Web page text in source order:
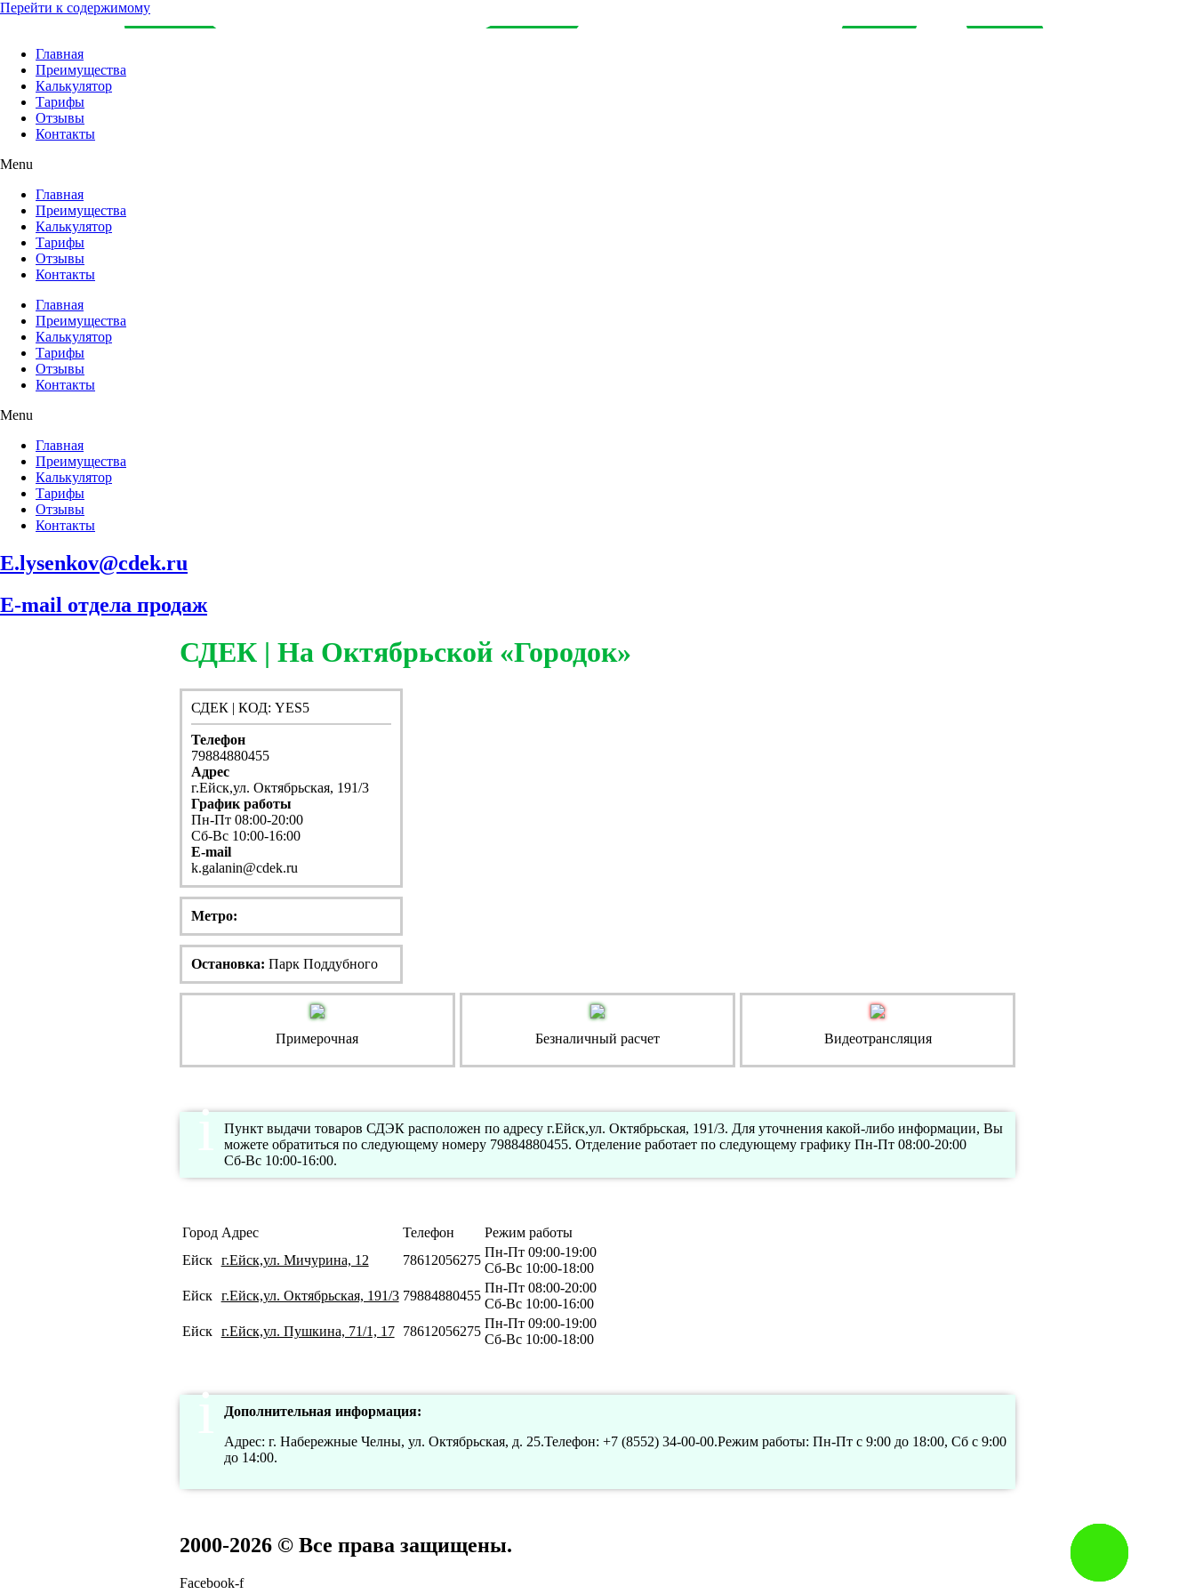
Перейти к содержимому
Главная
Преимущества
Калькулятор
Тарифы
Отзывы
Контакты
Menu
Главная
Преимущества
Калькулятор
Тарифы
Отзывы
Контакты
Главная
Преимущества
Калькулятор
Тарифы
Отзывы
Контакты
Menu
Главная
Преимущества
Калькулятор
Тарифы
Отзывы
Контакты
E.lysenkov@cdek.ru
E-mail отдела продаж
СДЕК | На Октябрьской «Городок»
СДЕК | КОД: YES5
Телефон
79884880455
Адрес
г.Ейск,ул. Октябрьская, 191/3
График работы
Пн-Пт 08:00-20:00
Сб-Вс 10:00-16:00
E-mail
k.galanin@cdek.ru
Метро:
Остановка: Парк Поддубного
Примерочная Безналичный расчет Видеотрансляция
Пункт выдачи товаров СДЭК расположен по адресу г.Ейск,ул. Октябрьская, 191/3. Для уточнения какой-либо информации, Вы
можете обратиться по следующему номеру 79884880455. Отделение работает по следующему графику Пн-Пт 08:00-20:00
Сб-Вс 10:00-16:00.
Город Адрес Телефон
Режим работы
Ейск
г.Ейск,ул. Мичурина, 12 78612056275
Пн-Пт 09:00-19:00
Сб-Вс 10:00-18:00
Ейск
г.Ейск,ул. Октябрьская, 191/3 79884880455
Пн-Пт 08:00-20:00
Сб-Вс 10:00-16:00
Ейск
г.Ейск,ул. Пушкина, 71/1, 17 78612056275
Пн-Пт 09:00-19:00
Сб-Вс 10:00-18:00
Дополнительная информация:
Адрес: г. Набережные Челны, ул. Октябрьская, д. 25.Телефон: +7 (8552) 34-00-00.Режим работы: Пн-Пт с 9:00 до 18:00, Сб с 9:00
до 14:00.
2000-2026 © Все права защищены.
Facebook-f
Заказать